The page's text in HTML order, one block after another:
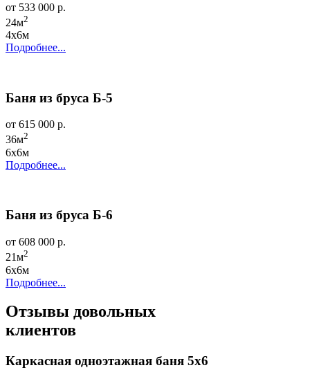
от 533 000 р.
24м2
4х6м
Подробнее...
Баня из бруса Б-5
от 615 000 р.
36м2
6х6м
Подробнее...
Баня из бруса Б-6
от 608 000 р.
21м2
6х6м
Подробнее...
Отзывы довольных
клиентов
Каркасная одноэтажная баня 5х6